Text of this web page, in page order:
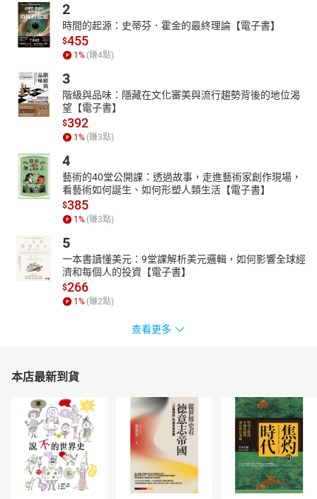
2
時間的起源：史蒂芬．霍金的最終理論【電子書】
$455
1 % (賺4點)
3
階級與品味：隱藏在文化審美與流行趨勢背後的地位渴
望【電子書】
$392
1 % (賺3點)
4
藝術的40堂公開課：透過故事，走進藝術家創作現場，
看藝術如何誕生、如何形塑人類生活【電子書】
$385
1 % (賺3點)
5
一本書讀懂美元：9堂課解析美元邏輯，如何影響全球經
濟和每個人的投資【電子書】
$266
1 % (賺2點)
查看更多
本店最新到貨